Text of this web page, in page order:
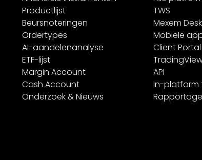
Productlijst
Beursnoteringen
Ordertypes
AI-aandelenanalyse
ETF-lijst
Margin Account
Cash Account
Onderzoek & Nieuws
TWS
Mexem
Mobiele
Client Portal
API
In-platform
Rapportage